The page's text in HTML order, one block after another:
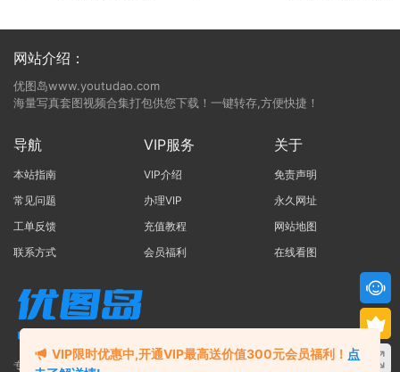
网站介绍：
优图岛www.youtudao.com
海量写真套图视频合集打包供您下载！一键转存,方便快捷！
导航
本站指南
常见问题
工单反馈
联系方式
VIP服务
VIP介绍
办理VIP
充值教程
会员福利
关于
免责声明
永久网址
网站地图
在线看图
专注于写真合集打包的网站
VIP限时优惠中,开通VIP最高送价值300元会员福利！ 点